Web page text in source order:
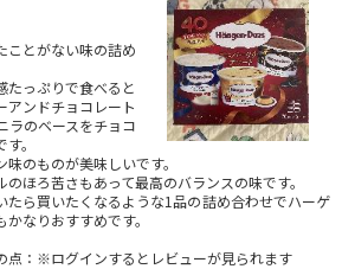
ことがない味の詰め
たっぷりで食べると
アンドチョコレート
ラのベースをチョコ
。
のものが美味しいです。
ほろ苦さもあって最高のバランスの味です。
たら買いたくなるような1品の詰め合わせでハーゲ
なりおすすめです。
点：※ログインするとレビューが見られます